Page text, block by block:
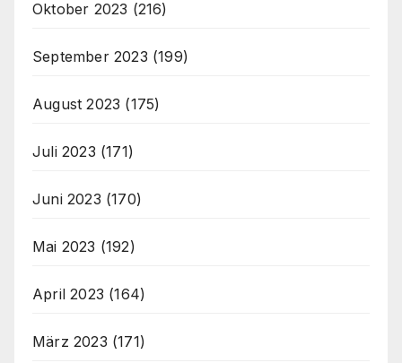
Oktober 2023 (216)
September 2023 (199)
August 2023 (175)
Juli 2023 (171)
Juni 2023 (170)
Mai 2023 (192)
April 2023 (164)
März 2023 (171)